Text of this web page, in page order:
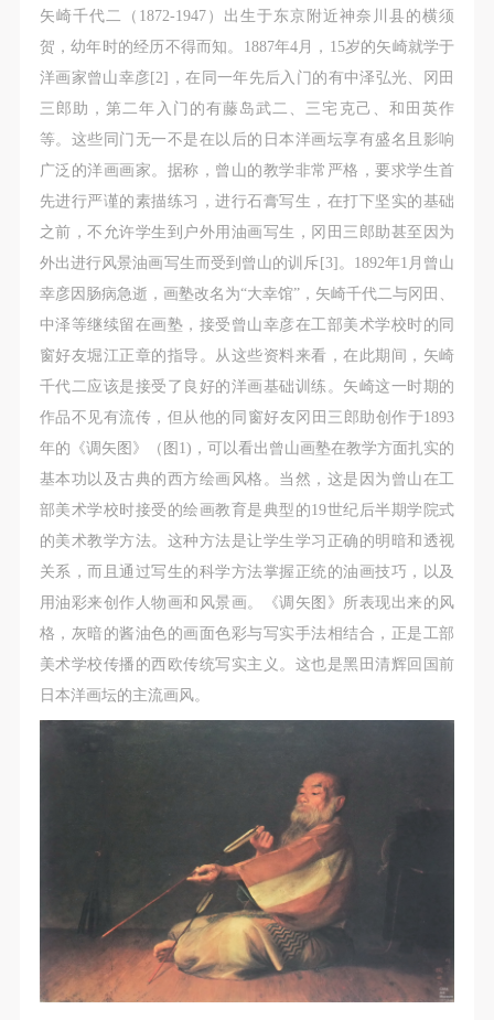
矢崎千代二（1872-1947）出生于东京附近神奈川县的横须
贺，幼年时的经历不得而知。1887年4月，15岁的矢崎就学于
洋画家曾山幸彦[2]，在同一年先后入门的有中泽弘光、冈田
三郎助，第二年入门的有藤岛武二、三宅克己、和田英作
等。这些同门无一不是在以后的日本洋画坛享有盛名且影响
广泛的洋画画家。据称，曾山的教学非常严格，要求学生首
先进行严谨的素描练习，进行石膏写生，在打下坚实的基础
之前，不允许学生到户外用油画写生，冈田三郎助甚至因为
外出进行风景油画写生而受到曾山的训斥[3]。1892年1月曾山
幸彦因肠病急逝，画塾改名为“大幸馆”，矢崎千代二与冈田、
中泽等继续留在画塾，接受曾山幸彦在工部美术学校时的同
窗好友堀江正章的指导。从这些资料来看，在此期间，矢崎
千代二应该是接受了良好的洋画基础训练。矢崎这一时期的
作品不见有流传，但从他的同窗好友冈田三郎助创作于1893
年的《调矢图》（图1)，可以看出曾山画塾在教学方面扎实的
基本功以及古典的西方绘画风格。当然，这是因为曾山在工
部美术学校时接受的绘画教育是典型的19世纪后半期学院式
的美术教学方法。这种方法是让学生学习正确的明暗和透视
关系，而且通过写生的科学方法掌握正统的油画技巧，以及
用油彩来创作人物画和风景画。《调矢图》所表现出来的风
格，灰暗的酱油色的画面色彩与写实手法相结合，正是工部
美术学校传播的西欧传统写实主义。这也是黑田清辉回国前
日本洋画坛的主流画风。
同下参观。
第四条
参加活动者在此次活动期间的人身安全责任自负。鼓
励参加者自行购买人身安全保险。活动中一旦出现事
故，活动中任何非事故当事人及美术馆将不承担人身
事故的任何责任，但有互相援助的义务。参加活动的
成员应当积极主动的组织实施救援工作，但对事故本
身不承担任何法律责任和经济责任。参加本次活动者
的人身安全不负有民事及相关连带责任。
第五条
参加活动者在此次活动期间应主动遵守美术馆活动秩
序、维护美术馆场地及展示、展览、馆藏艺术作品及
衍生品的安全。活动中一旦因个人原因造成美术馆场
地、空间、艺术品、衍生品等受到不同程度的损失、
破坏。活动中任何非事故当事人及美术馆将不承担相
应的责任与损失，应由参与活动者根据相应的法律条
文、组织规定进行协商和赔偿。并追究相应的法律责
任和经济责任。
第六条
参与活动者在参与活动时应当在美术馆工作人员及活
动导师、教师指导下进行，并正确的使用活动中所涉
及到的绘画工具、创作材料及配套设备、设施，若参
与者因个人原因在使用相应绘画工具、创作材料及配
套设备、设施造成个人受伤、伤害他人及造成相应工
当承当相应的全部责任，并主动赔偿相应的经济损
失。活动中任何非事故当事人及美术馆将不承担人身
事故的任何责任。
中央美术学院美术馆肖像权许可使用协议
根据《中华人民共和国广告法》、《中华人民共和国
民法通则》以及 最高人民法院关于贯彻执行 《中华
人民共和国民法通则》若干问题的意见（试行）>的
有关规定，为明确肖像许可方（甲方）和使用方（乙
同下参观。
第四条
参加活动者在此次活动期间的人身安全责任自负。鼓
励参加者自行购买人身安全保险。活动中一旦出现事
故，活动中任何非事故当事人及美术馆将不承担人身
事故的任何责任，但有互相援助的义务。参加活动的
成员应当积极主动的组织实施救援工作，但对事故本
身不承担任何法律责任和经济责任。参加本次活动者
的人身安全不负有民事及相关连带责任。
第五条
参加活动者在此次活动期间应主动遵守美术馆活动秩
序、维护美术馆场地及展示、展览、馆藏艺术作品及
衍生品的安全。活动中一旦因个人原因造成美术馆场
地、空间、艺术品、衍生品等受到不同程度的损失、
破坏。活动中任何非事故当事人及美术馆将不承担相
应的责任与损失，应由参与活动者根据相应的法律条
文、组织规定进行协商和赔偿。并追究相应的法律责
任和经济责任。
第六条
参与活动者在参与活动时应当在美术馆工作人员及活
动导师、教师指导下进行，并正确的使用活动中所涉
及到的绘画工具、创作材料及配套设备、设施，若参
与者因个人原因在使用相应绘画工具、创作材料及配
套设备、设施造成个人受伤、伤害他人及造成相应工
当承当相应的全部责任，并主动赔偿相应的经济损
失。活动中任何非事故当事人及美术馆将不承担人身
事故的任何责任。
中央美术学院美术馆肖像权许可使用协议
根据《中华人民共和国广告法》、《中华人民共和国
民法通则》以及 最高人民法院关于贯彻执行 《中华
人民共和国民法通则》若干问题的意见（试行）>的
有关规定，为明确肖像许可方（甲方）和使用方（乙
同下参观。
第四条
参加活动者在此次活动期间的人身安全责任自负。鼓
励参加者自行购买人身安全保险。活动中一旦出现事
故，活动中任何非事故当事人及美术馆将不承担人身
事故的任何责任，但有互相援助的义务。参加活动的
成员应当积极主动的组织实施救援工作，但对事故本
身不承担任何法律责任和经济责任。参加本次活动者
的人身安全不负有民事及相关连带责任。
第五条
参加活动者在此次活动期间应主动遵守美术馆活动秩
序、维护美术馆场地及展示、展览、馆藏艺术作品及
衍生品的安全。活动中一旦因个人原因造成美术馆场
地、空间、艺术品、衍生品等受到不同程度的损失、
破坏。活动中任何非事故当事人及美术馆将不承担相
应的责任与损失，应由参与活动者根据相应的法律条
文、组织规定进行协商和赔偿。并追究相应的法律责
任和经济责任。
第六条
参与活动者在参与活动时应当在美术馆工作人员及活
动导师、教师指导下进行，并正确的使用活动中所涉
及到的绘画工具、创作材料及配套设备、设施，若参
与者因个人原因在使用相应绘画工具、创作材料及配
套设备、设施造成个人受伤、伤害他人及造成相应工
当承当相应的全部责任，并主动赔偿相应的经济损
失。活动中任何非事故当事人及美术馆将不承担人身
事故的任何责任。
中央美术学院美术馆肖像权许可使用协议
根据《中华人民共和国广告法》、《中华人民共和国
民法通则》以及 最高人民法院关于贯彻执行 《中华
人民共和国民法通则》若干问题的意见（试行）>的
有关规定，为明确肖像许可方（甲方）和使用方（乙